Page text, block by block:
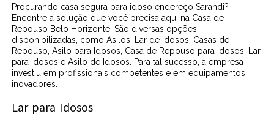
Procurando casa segura para idoso endereço Sarandi?
Encontre a solução que você precisa aqui na Casa de
Repouso Belo Horizonte. São diversas opções
disponibilizadas, como Asilos, Lar de Idosos, Casas de
Repouso, Asilo para Idosos, Casa de Repouso para Idosos, Lar
para Idosos e Asilo de Idosos. Para tal sucesso, a empresa
investiu em profissionais competentes e em equipamentos
inovadores.
Lar para Idosos